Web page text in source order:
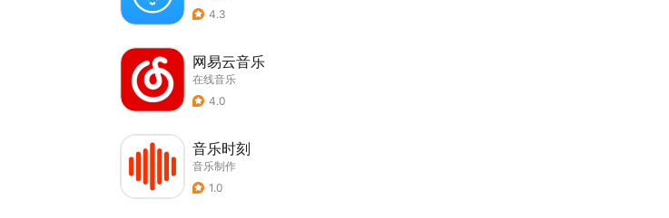
4.3
网易云音乐
在线音乐
4.0
音乐时刻
音乐制作
1.0